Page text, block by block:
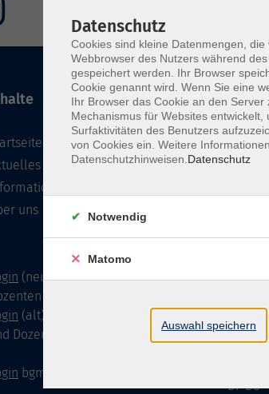
uns
(neu) für Dozentinnen und
(alt) für Dozentinnen
Dozenten
bgm-cloud
85435
Di+Do
Datenschutz
Cookies sind kleine Datenmengen,
Webbrowser des Nutzers während
gespeichert werden. Ihr Browser
Cookie genannt wird. Wenn Sie eine
Ihr Browser das Cookie an den
Mechanismus für Websites
Surfaktivitäten des Benutzers
von Cookies ein. Weitere
Datenschutzhinweisen. Datenschutz
Notwendig
Matomo
Auswahl speichern